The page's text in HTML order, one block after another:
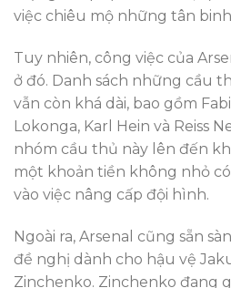
việc chiêu mộ những tân
Tuy nhiên, công việc của
ở đó. Danh sách những cầu
vẫn còn khá dài, bao gồm
Lokonga, Karl Hein và Reiss
nhóm cầu thủ này lên đến
một khoản tiền không nhỏ
vào việc nâng cấp đội hình.
Ngoài ra, Arsenal cũng sẵn
đề nghị dành cho hậu vệ
Zinchenko. Zinchenko đang